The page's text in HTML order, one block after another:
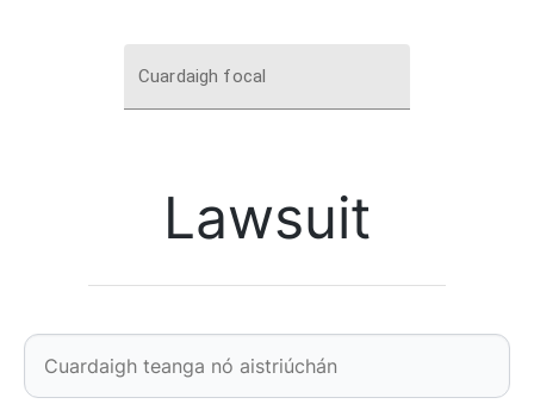
Cuardaigh focal
Lawsuit